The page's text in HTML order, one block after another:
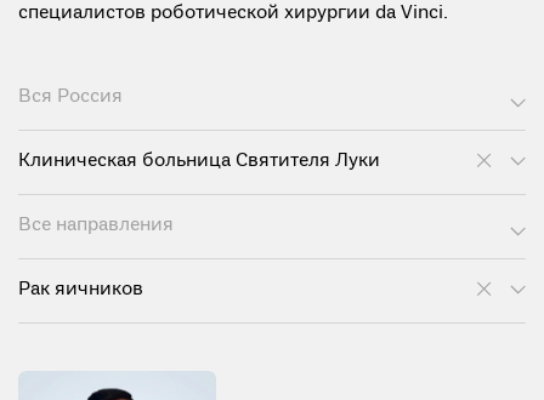
специалистов роботической хирургии da Vinci.
Вся Россия
Клиническая больница Святителя Луки
Все направления
Рак яичников